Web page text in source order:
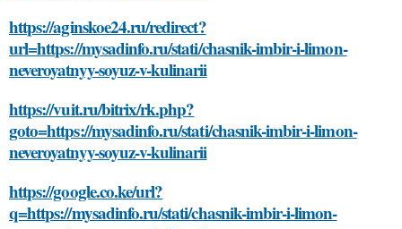
https://aginskoe24.ru/redirect?
url=https://mysadinfo.ru/stati/chasnik-imbir-i-limon-
neveroyatnyy-soyuz-v-kulinarii
https://vuit.ru/bitrix/rk.php?
goto=https://mysadinfo.ru/stati/chasnik-imbir-i-limon-
neveroyatnyy-soyuz-v-kulinarii
https://google.co.ke/url?
q=https://mysadinfo.ru/stati/chasnik-imbir-i-limon-